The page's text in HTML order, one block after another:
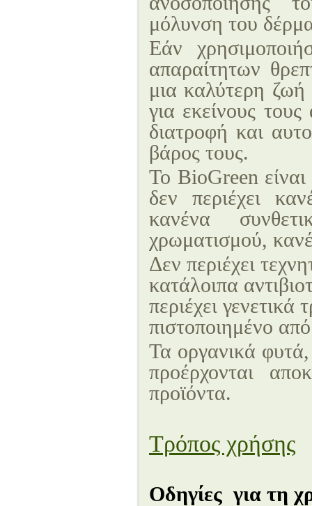
μόλυνση του
Εάν
απαραίτητων
μια καλύτερη
για εκείνους
διατροφή και
βάρος τους.
Το BioGreen
δεν περιέχει
κανένα
χρωματισμού,
Δεν περιέχει
κατάλοιπα
περιέχει γενετικά
πιστοποιημένο
Τα οργανικά φυτά,
προέρχονται
προϊόντα.
Τρόπος χρήσης
Οδηγίες για τη